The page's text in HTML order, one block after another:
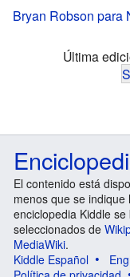
Bryan Robson para
Última
El contenido está
menos que se
enciclopedia Kiddle
seleccionados de
MediaWiki.
Kiddle Español